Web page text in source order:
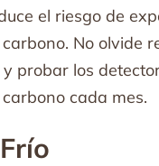
el riesgo de
No olvide
probar los
cada mes.